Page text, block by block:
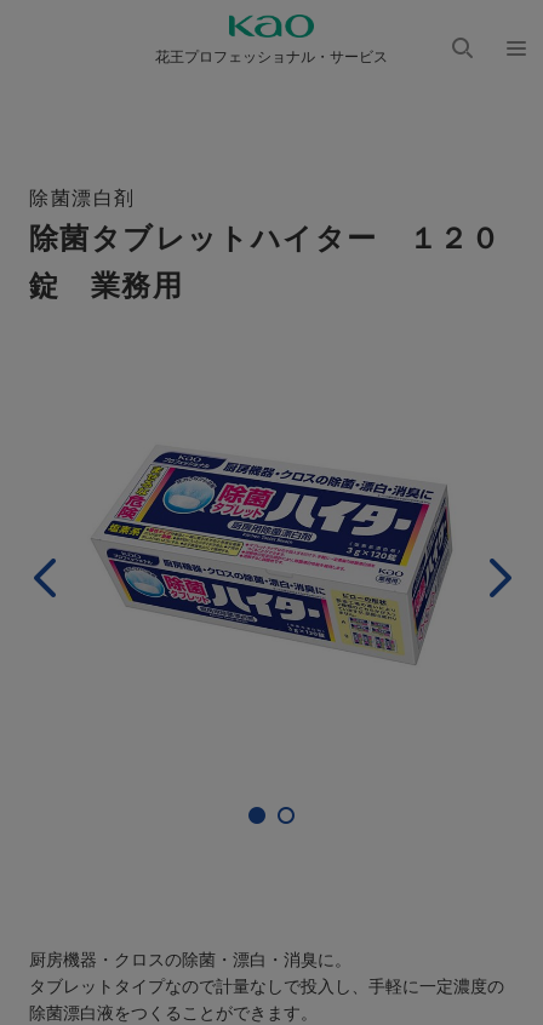
花王プロフェッショナル・サービス
除菌漂白剤
除菌タブレットハイター １２０
錠 業務用
厨房機器・クロスの除菌・漂白・消臭に。
タブレットタイプなので計量なしで投入し、⼿軽に⼀定濃度の
除菌漂⽩液をつくることができます。